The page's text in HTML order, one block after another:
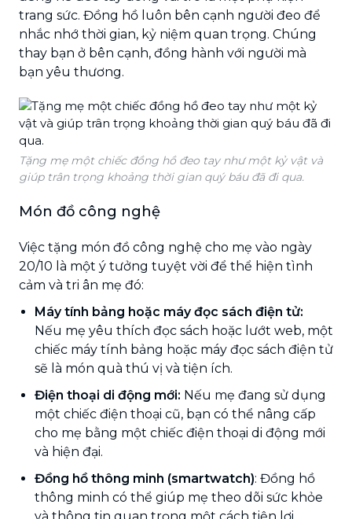
trang sức. Đồng hồ luôn bên cạnh người đeo để
nhắc nhớ thời gian, kỷ niệm quan trọng. Chúng
thay bạn ở bên cạnh, đồng hành với người mà
bạn yêu thương.
Tặng mẹ một chiếc đồng hồ đeo tay như một kỷ vật và
giúp trân trọng khoảng thời gian quý báu đã đi qua.
Món đồ công nghệ
Việc tặng món đồ công nghệ cho mẹ vào ngày
20/10 là một ý tưởng tuyệt vời để thể hiện tình
cảm và tri ân mẹ đó:
Máy tính bảng hoặc máy đọc sách điện tử:
Nếu mẹ yêu thích đọc sách hoặc lướt web, một
chiếc máy tính bảng hoặc máy đọc sách điện tử
sẽ là món quà thú vị và tiện ích.
Điện thoại di động mới: Nếu mẹ đang sử dụng
một chiếc điện thoại cũ, bạn có thể nâng cấp
cho mẹ bằng một chiếc điện thoại di động mới
và hiện đại.
Đồng hồ thông minh (smartwatch): Đồng hồ
thông minh có thể giúp mẹ theo dõi sức khỏe
và thông tin quan trọng một cách tiện lợi.